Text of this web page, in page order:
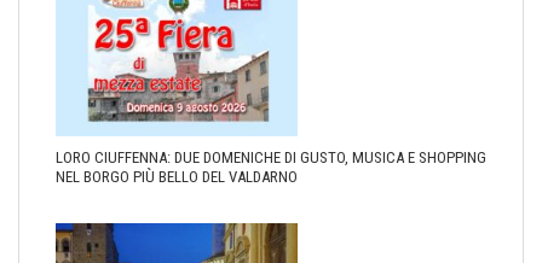
LORO CIUFFENNA: DUE DOMENICHE DI GUSTO, MUSICA E SHOPPING
NEL BORGO PIÙ BELLO DEL VALDARNO